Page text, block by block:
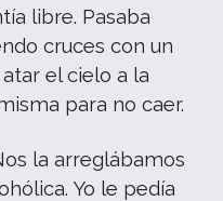
libre. Pasaba
cruces con un
el cielo a la
para no caer.
la arreglábamos
Yo le pedía